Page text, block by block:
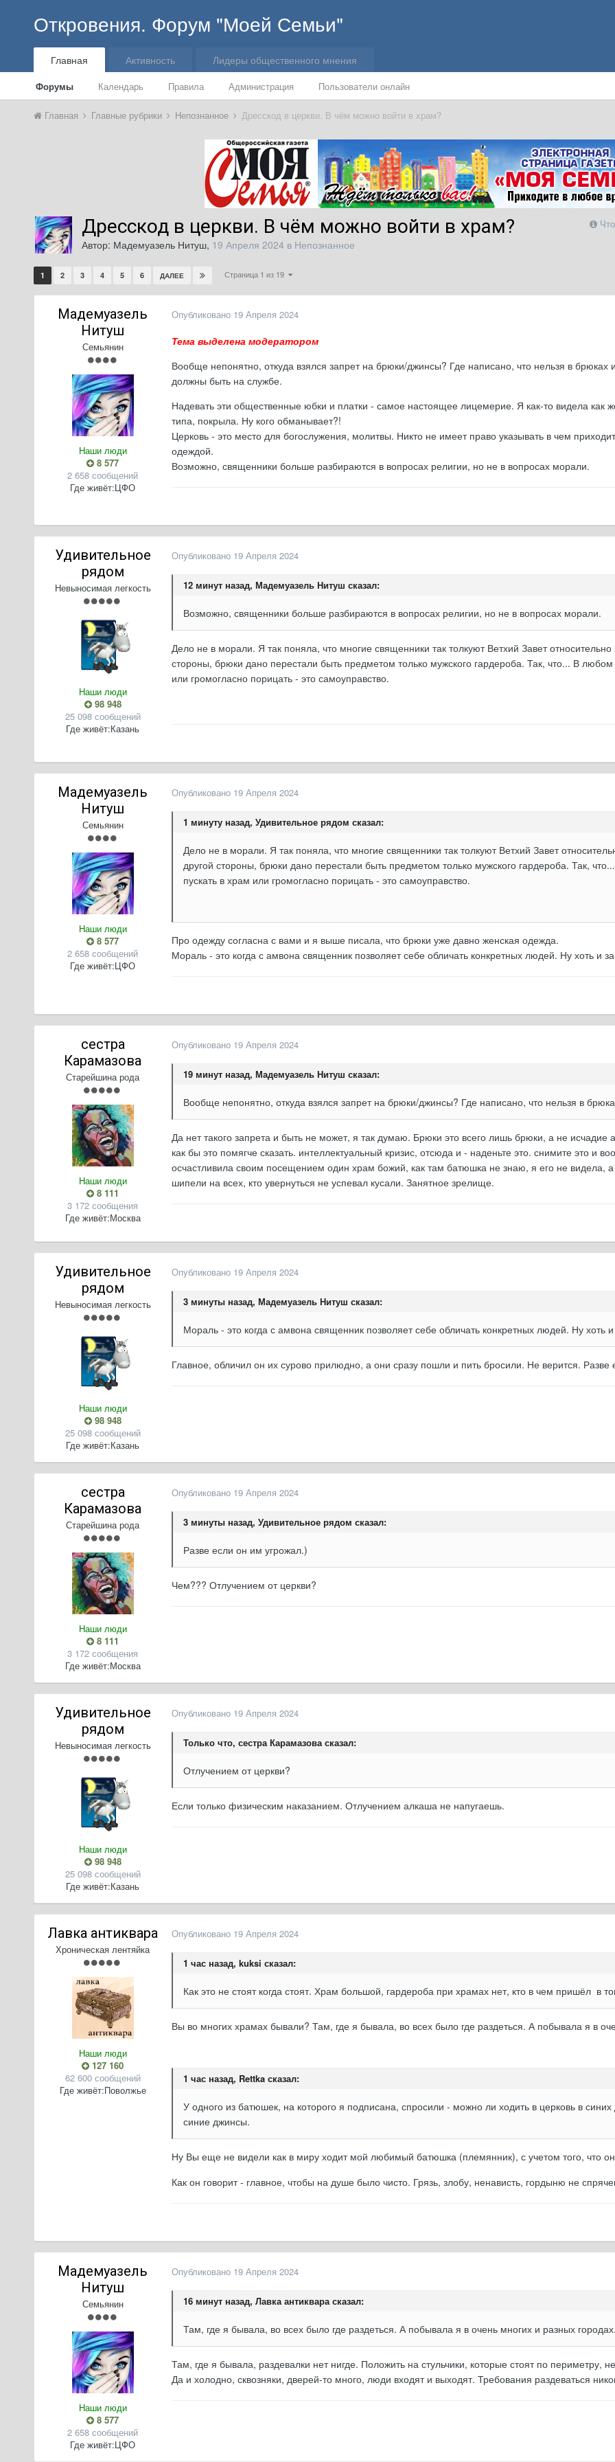
Откровения. Форум "Моей Семьи"
Главная
Форумы Календарь Правила Администрация Пользователи онлайн
Активность Лидеры общественного мнения
Главная Главные рубрики Непознанное Дресскод в церкви. В чём можно войти в храм?
Дресскод в церкви. В чём можно войти в храм?
Автор: Мадемуазель Нитуш, 19 Апреля 2024 в Непознанное
1 2 3 4 5 6 ДАЛЕЕ Страница 1 из 19
Мадемуазель
Нитуш
Семьянин
Наши люди
8 577
2 658 сообщений
Где живёт:ЦФО
Опубликовано 19 Апреля 2024
Тема выделена модератором
Вообще непонятно, откуда взялся запрет на брюки/джинсы? Где написано, что нельзя в
должны быть на службе.
Надевать эти общественные юбки и платки - самое настоящее лицемерие. Я как-то видела как
типа, покрыла. Ну кого обманывает?!
Церковь - это место для богослужения, молитвы. Никто не имеет право указывать в чем
одеждой.
Возможно, священники больше разбираются в вопросах религии, но не в вопросах морали.
Удивительное
рядом
Невыносимая легкость
Наши люди
98 948
25 098 сообщений
Где живёт:Казань
Опубликовано 19 Апреля 2024
12 минут назад, Мадемуазель Нитуш сказал:
Возможно, священники больше разбираются в вопросах религии, но не в вопросах морали.
Дело не в морали. Я так поняла, что многие священники так толкуют Ветхий Завет
стороны, брюки дано перестали быть предметом только мужского гардероба. Так, что... В
или громогласно порицать - это самоуправство.
Мадемуазель
Нитуш
Семьянин
Наши люди
8 577
2 658 сообщений
Где живёт:ЦФО
Опубликовано 19 Апреля 2024
1 минуту назад, Удивительное рядом сказал:
Дело не в морали. Я так поняла, что многие священники так толкуют Ветхий Завет
другой стороны, брюки дано перестали быть предметом только мужского гардероба. Так,
пускать в храм или громогласно порицать - это самоуправство.
Про одежду согласна с вами и я выше писала, что брюки уже давно женская одежда.
Мораль - это когда с амвона священник позволяет себе обличать конкретных людей. Ну хоть и
сестра
Карамазова
Старейшина рода
Наши люди
8 111
3 172 сообщения
Где живёт:Москва
Опубликовано 19 Апреля 2024
19 минут назад, Мадемуазель Нитуш сказал:
Вообще непонятно, откуда взялся запрет на брюки/джинсы? Где написано, что нельзя в
Да нет такого запрета и быть не может, я так думаю. Брюки это всего лишь брюки, а не
как бы это помягче сказать. интеллектуальный кризис, отсюда и - наденьте это. снимите это и
осчастливила своим посещением один храм божий, как там батюшка не знаю, я его не видела,
шипели на всех, кто увернуться не успевал кусали. Занятное зрелище.
Удивительное
рядом
Невыносимая легкость
Наши люди
98 948
25 098 сообщений
Где живёт:Казань
Опубликовано 19 Апреля 2024
3 минуты назад, Мадемуазель Нитуш сказал:
Мораль - это когда с амвона священник позволяет себе обличать конкретных людей. Ну хоть
Главное, обличил он их сурово прилюдно, а они сразу пошли и пить бросили. Не верится. Разве
сестра
Карамазова
Старейшина рода
Наши люди
8 111
3 172 сообщения
Где живёт:Москва
Опубликовано 19 Апреля 2024
3 минуты назад, Удивительное рядом сказал:
Разве если он им угрожал.)
Чем??? Отлучением от церкви?
Удивительное
рядом
Невыносимая легкость
Наши люди
98 948
25 098 сообщений
Где живёт:Казань
Опубликовано 19 Апреля 2024
Только что, сестра Карамазова сказал:
Отлучением от церкви?
Если только физическим наказанием. Отлучением алкаша не напугаешь.
Лавка антиквара
Хроническая лентяйка
Наши люди
127 160
62 600 сообщений
Где живёт:Поволжье
Опубликовано 19 Апреля 2024
1 час назад, kuksi сказал:
Как это не стоят когда стоят. Храм большой, гардероба при храмах нет, кто в чем пришёл в
Вы во многих храмах бывали? Там, где я бывала, во всех было где раздеться. А побывала я в
1 час назад, Rettka сказал:
У одного из батюшек, на которого я подписана, спросили - можно ли ходить в церковь в
синие джинсы.
Ну Вы еще не видели как в миру ходит мой любимый батюшка (племянник), с учетом того, что
Как он говорит - главное, чтобы на душе было чисто. Грязь, злобу, ненависть, гордыню не
Мадемуазель
Нитуш
Семьянин
Наши люди
8 577
2 658 сообщений
Где живёт:ЦФО
Опубликовано 19 Апреля 2024
16 минут назад, Лавка антиквара сказал:
Там, где я бывала, во всех было где раздеться. А побывала я в очень многих и разных
Там, где я бывала, раздевалки нет нигде. Положить на стульчики, которые стоят по периметру,
Да и холодно, сквозняки, дверей-то много, люди входят и выходят. Требования раздеваться